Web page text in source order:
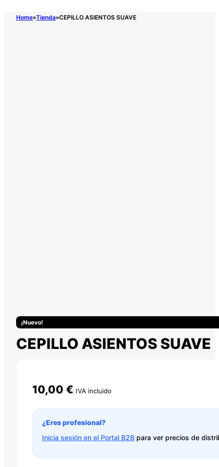
Home Tienda CEPILLO ASIENTOS SUAVE
¡Nuevo!
CEPILLO ASIENTOS SUAVE
10,00 € IVA incluido
¿Eres profesional?
Inicia sesión en el Portal B2B para ver precios de